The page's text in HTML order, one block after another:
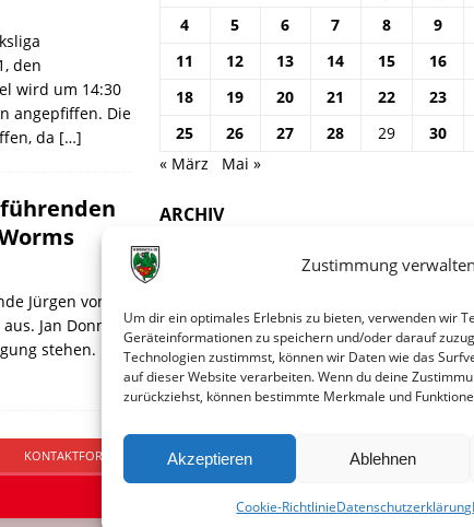
Zustimmung verwalten
Um dir ein optimales Erlebnis zu bieten, verwenden wir
Geräteinformationen zu speichern und/oder darauf
Technologien zustimmst, können wir Daten wie das
auf dieser Website verarbeiten. Wenn du deine
zurückziehst, können bestimmte Merkmale und
Akzeptieren Ablehnen
Cookie-RichtlinieDatenschutzerklärung
den
wird um 14:30
angepfiffen. Die
da […]
Jürgen von
Jan Donner
stehen.
4
5 6 7 8 9
11
12 13 14 15 16
18
19 20 21 22 23
25
26 27 28 29
30
« März
Mai »
ARCHIV
KONTAKTFORMULAR DATENSCHUTZERKLÄRUNG COOKIE-